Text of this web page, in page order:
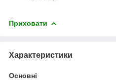
Приховати
Характеристики
Основні